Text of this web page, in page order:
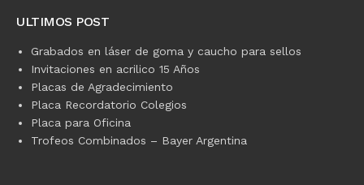
ULTIMOS POST
Grabados en láser de goma y caucho para sellos
Invitaciones en acrilico 15 Años
Placas de Agradecimiento
Placa Recordatorio Colegios
Placa para Oficina
Trofeos Combinados – Bayer Argentina